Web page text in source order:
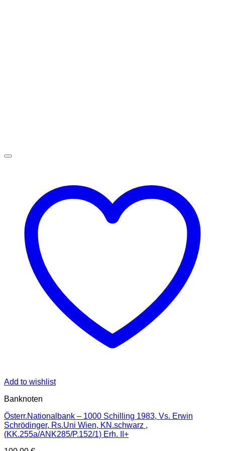
Add to wishlist
Banknoten
Österr.Nationalbank – 1000 Schilling 1983, Vs. Erwin
Schrödinger, Rs.Uni Wien, KN.schwarz ,
(KK.255a/ANK285/P.152/1) Erh. II+